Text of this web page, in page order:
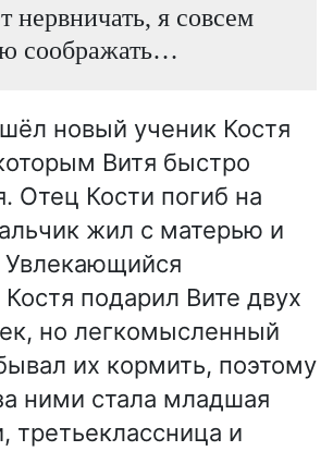
нервничать, я совсем
соображать…
новый ученик Костя
Витя быстро
Отец Кости погиб на
жил с матерью и
Увлекающийся
подарил Вите двух
но легкомысленный
их кормить, поэтому
ними стала младшая
третьеклассница и